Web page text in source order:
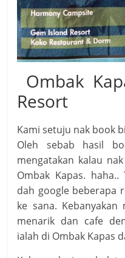
Ombak
Resort
Kami setuju nak book
Oleh sebab hasil
mengatakan kalau
Ombak Kapas.
dah google beberapa
ke sana.
menarik dan cafe
ialah di Ombak Kapas